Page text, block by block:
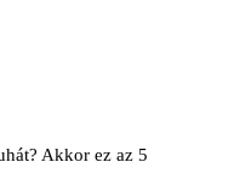
Akkor ez az 5